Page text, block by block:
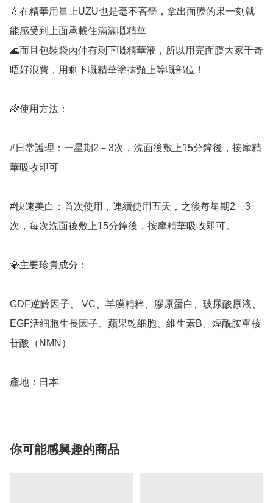
💧在精華用量上UZU也是毫不吝嗇，拿出面膜的果一刻就
能感受到上面承載住滿滿嘅精華
🌊而且包裝袋內仲有剩下嘅精華液，所以用完面膜大家千奇
唔好浪費，用剩下嘅精華塗抹頸上等嘅部位！
🌈使用方法：
#日常護理：一星期2－3次，洗面後敷上15分鐘後，按摩精
華吸收即可
#快速美白：首次使用，連續使用五天，之後每星期2－3
次，每次洗面後敷上15分鐘後，按摩精華吸收即可。
💎主要珍貴成分：
GDF逆齡因子、 VC、羊膜精粹、膠原蛋白、玻尿酸原液、
EGF活細胞生長因子、蘋果乾細胞、維生素B、煙酰胺單核
苷酸（NMN）
產地：日本
你可能感興趣的商品